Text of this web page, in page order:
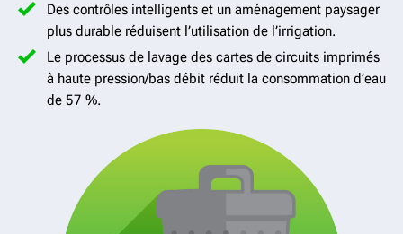
Des contrôles intelligents et un aménagement paysager
plus durable réduisent l’utilisation de l’irrigation.
Le processus de lavage des cartes de circuits imprimés
à haute pression/bas débit réduit la consommation d’eau
de 57 %.